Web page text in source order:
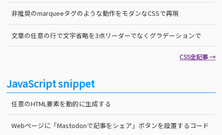
非推奨のmarqueeタグのような動作をモダンなCSSで再現
文章の任意の行で文字省略を3点リーダーでなくグラデーションで
CSS全記事 →
JavaScript snippet
任意のHTML要素を動的に生成する
Webページに「Mastodonで記事をシェア」ボタンを設置するコード